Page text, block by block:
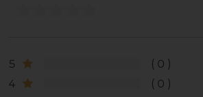
5
0
4
0